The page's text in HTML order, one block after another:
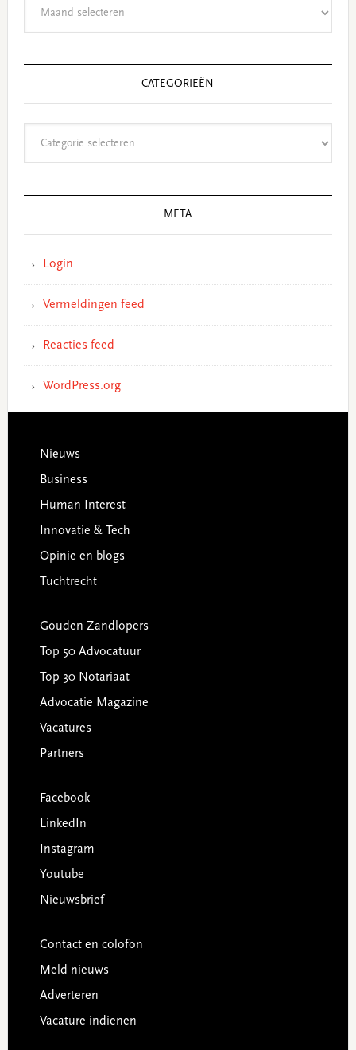
CATEGORIEËN
META
Login
Vermeldingen feed
Reacties feed
WordPress.org
Footer
Nieuws
Business
Human Interest
Innovatie & Tech
Opinie en blogs
Tuchtrecht
Gouden Zandlopers
Top 50 Advocatuur
Top 30 Notariaat
Advocatie Magazine
Vacatures
Partners
Facebook
LinkedIn
Instagram
Youtube
Nieuwsbrief
Contact en colofon
Meld nieuws
Adverteren
Vacature indienen